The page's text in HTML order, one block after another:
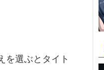
を選ぶとタイト